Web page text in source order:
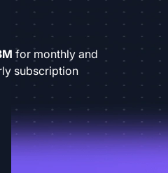
for monthly and
subscription